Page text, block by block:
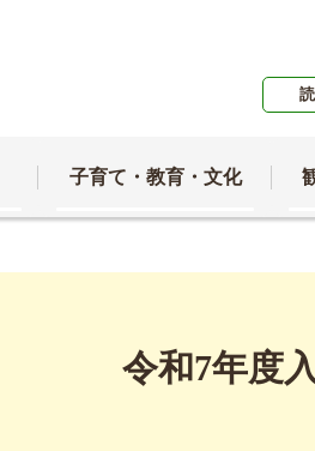
子育て・教育・文化
令和7年度